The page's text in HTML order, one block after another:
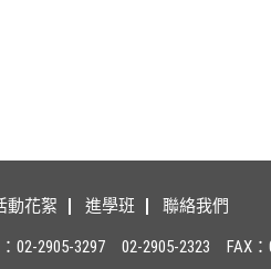
動花絮 進學班 聯絡我們
02-2905-3297 02-2905-2323 FAX